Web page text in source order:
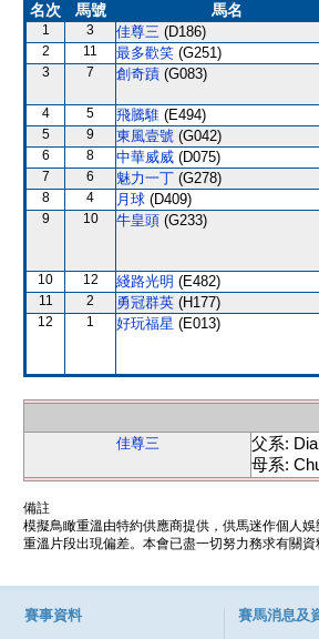
名次
馬號 馬名
1 3 佳尊三 (D186)
2 11 最多歡笑 (G251)
3 7 創奇蹟 (G083)
4 5 飛騰騅 (E494)
5 9 東風壹號 (G042)
6 8 中華威威 (D075)
7 6 魅力一丁 (G278)
8 4 月球 (D409)
9 10 牛皇頭 (G233)
10 12 綫路光明 (E482)
11 2 勇冠群英 (H177)
12 1 好玩福星 (E013)
佳尊三
父系:
母系:
備註
模擬鳥瞰重溫由特約供應商提供，供馬迷作個人
重溫片段出現偏差。本會已盡一切努力務求有關
賽事資料 賽馬消息及